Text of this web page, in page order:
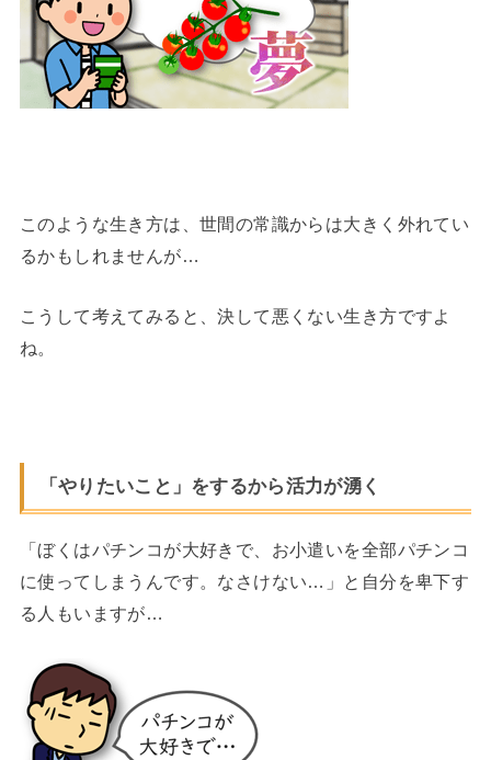
このような生き方は、世間の常識からは大きく外れてい
るかもしれませんが…
こうして考えてみると、決して悪くない生き方ですよ
ね。
「やりたいこと」をするから活力が湧く
「ぼくはパチンコが大好きで、お小遣いを全部パチンコ
に使ってしまうんです。なさけない…」と自分を卑下す
る人もいますが…